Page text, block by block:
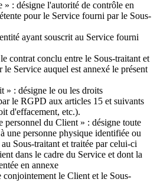
: désigne l'autorité de contrôle en
pour le Service fourni par le Sous-
ayant souscrit au Service fourni
contrat conclu entre le Sous-traitant et
Service auquel est annexé le présent
» : désigne le ou les droits
le RGPD aux articles 15 et suivants
d'effacement, etc.).
personnel du Client » : désigne toute
une personne physique identifiée ou
Sous-traitant et traitée par celui-ci
dans le cadre du Service et dont la
en annexe
conjointement le Client et le Sous-